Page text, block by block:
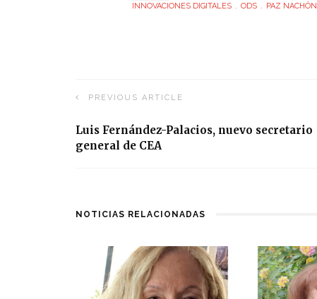
INNOVACIONES DIGITALES
ODS PAZ NACHÓN
PREVIOUS ARTICLE
Luis Fernández-Palacios, nuevo secretario
general de CEA
NOTICIAS RELACIONADAS